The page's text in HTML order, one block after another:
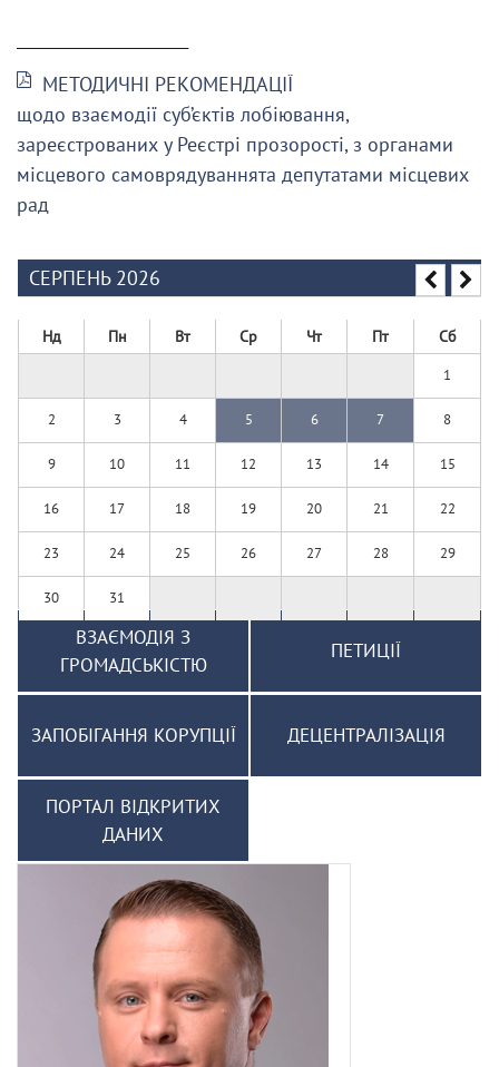
МЕТОДИЧНІ РЕКОМЕНДАЦІЇ
щодо взаємодії суб’єктів лобіювання,
зареєстрованих у Реєстрі прозорості, з органами
місцевого самоврядуваннята депутатами місцевих
рад
СЕРПЕНЬ 2026
Нд Пн Вт Ср Чт Пт Сб
1
2 3 4 5 6 7 8
9 10 11 12 13 14 15
16 17 18 19 20 21 22
23 24 25 26 27 28 29
30 31
ВЗАЄМОДІЯ З
ГРОМАДСЬКІСТЮ
ПЕТИЦІЇ
ЗАПОБІГАННЯ КОРУПЦІЇ ДЕЦЕНТРАЛІЗАЦІЯ
ПОРТАЛ ВІДКРИТИХ
ДАНИХ